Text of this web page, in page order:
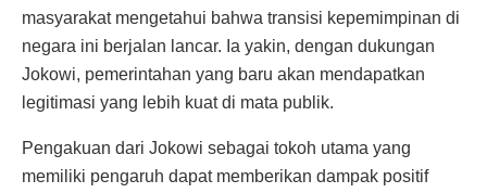
masyarakat mengetahui bahwa transisi kepemimpinan di
negara ini berjalan lancar. Ia yakin, dengan dukungan
Jokowi, pemerintahan yang baru akan mendapatkan
legitimasi yang lebih kuat di mata publik.
Pengakuan dari Jokowi sebagai tokoh utama yang
memiliki pengaruh dapat memberikan dampak positif